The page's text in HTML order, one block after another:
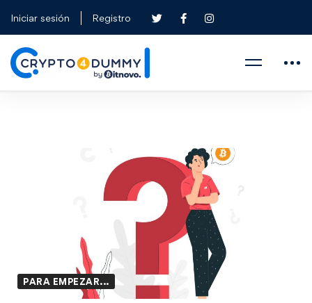
Iniciar sesión Registro
PARA EMPEZAR...